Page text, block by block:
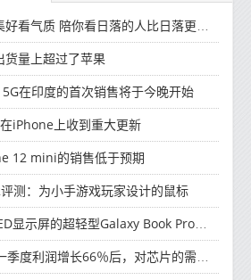
看气质 陪你看日落的人比日落更浪漫
货量上超过了苹果
在印度的首次销售将于今晚开始
iPhone上收到重大更新
12 mini的销售低于预期
测：为小手游戏玩家设计的鼠标
轻型Galaxy Book Pro和Galaxy Book Pro 360笔记本电脑
利润增长66％后，对芯片的需求将增强